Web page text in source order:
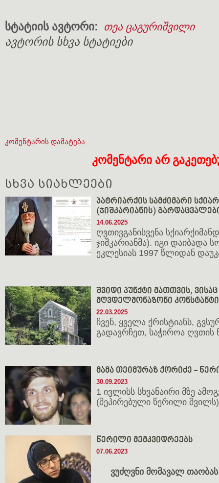
სტატიის ავტორი: თეა ცაგურიშვილი
ავტორის სხვა სტატიები
კომენტარის დამატება
კომენტარი არ
სხვა სიახლეები
პატრიარქის სამძიმარი
(ჯიშკარიანის)
14.06.2025
ღვთივგანისვენა
ჯიშკარიანმა). იგი დაიბადა
ეკლესიას 1997 წლიდან
შვიდი პუნქტი მათთვის,
მღვდელმონაზონი
22.03.2025
ჩვენ, ყველა ქრისტიანს,
გადავრჩეთ, საჭიროა ღვთის
მამა თეიმურაზ ქორიძე -
30.09.2023
1 ივლისს სხვანაირი მზე
(შეპირებული წერილი შვილს)
წე­რი­ლი მემ­კვიდ­რეებს
07.06.2023
ვუძღვნი მომავალ თაობას